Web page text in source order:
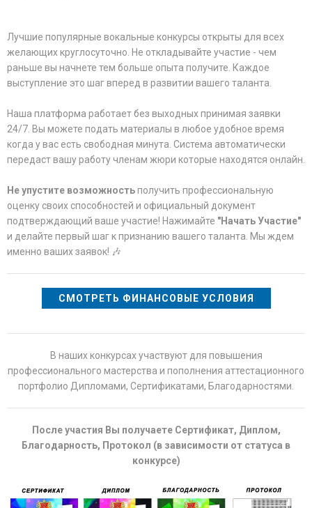
Лучшие популярные вокальные конкурсы открыты для всех
желающих круглосуточно. Не откладывайте участие - чем
раньше вы начнете тем больше опыта получите. Каждое
выступление это шаг вперед в развитии вашего таланта.
Наша платформа работает без выходных принимая заявки
24/7. Вы можете подать материалы в любое удобное время
когда у вас есть свободная минута. Система автоматически
передаст вашу работу членам жюри которые находятся онлайн.
Не упустите возможностьполучить профессиональную
оценку своих способностей и официальный документ
подтверждающий ваше участие! Нажимайте "Начать Участие"
и делайте первый шаг к признанию вашего таланта. Мы ждем
именно ваших заявок! 🎶
СМОТРЕТЬ ФИНАНСОВЫЕ УСЛОВИЯ
В наших конкурсах участвуют для повышения
профессионального мастерства и пополнения аттестационного
портфолио Дипломами, Сертификатами, Благодарностями.
После участия Вы получаете Сертификат, Диплом,
Благодарность, Протокол (в зависимости от статуса в
конкурсе)